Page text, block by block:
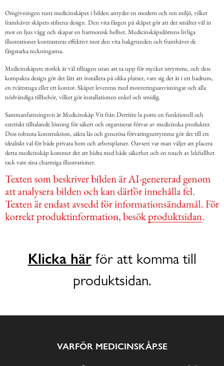
Omgivningen runt medicinskåpet i bilden antyder en modern och ren miljö, vilket
framhäver skåpets stilrena design. Den vita färgen på skåpet gör att det smälter väl in
mot en ljus vägg och skapar en harmonisk helhet. Medicinskåpsdörrens livliga
illustrationer kontrasteras effektivt mot den vita bakgrunden och framhäver de
färgstarka teckningarna.
Medicinskåpets storlek är väl tilltagen utan att ta upp för mycket utrymme, och dess
kompakta design gör det lätt att installera på olika platser, vare sig det är i ett badrum,
en tvättstuga eller ett kontor. Skåpet levereras med monteringsanvisningar och alla
nödvändiga tillbehör, vilket gör installationen enkel och smidig.
Sammanfattningsvis är Medicinskåp Vit från Derriére la porte en funktionell och
estetiskt tilltalande lösning för säkert och organiserat förvar av medicinska produkter.
Dess robusta konstruktion, säkra lås och generösa förvaringsutrymme gör det till ett
idealiskt val för både privata hem och arbetsplatser. Oavsett var man väljer att placera
detta medicinskåp kommer det att bidra med både säkerhet och en touch av lekfullhet
tack vare sina charmiga illustrationer.
Klicka härför att komma till
produktsidan.
VARFÖR MEDICINSKÅP.SE